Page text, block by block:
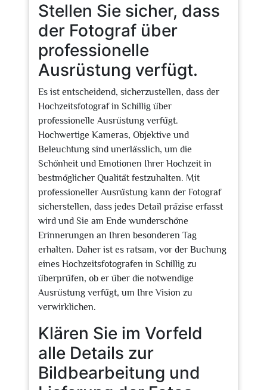
Stellen Sie sicher, dass
der Fotograf über
professionelle
Ausrüstung verfügt.
Es ist entscheidend, sicherzustellen, dass der
Hochzeitsfotograf in Schillig über
professionelle Ausrüstung verfügt.
Hochwertige Kameras, Objektive und
Beleuchtung sind unerlässlich, um die
Schönheit und Emotionen Ihrer Hochzeit in
bestmöglicher Qualität festzuhalten. Mit
professioneller Ausrüstung kann der Fotograf
sicherstellen, dass jedes Detail präzise erfasst
wird und Sie am Ende wunderschöne
Erinnerungen an Ihren besonderen Tag
erhalten. Daher ist es ratsam, vor der Buchung
eines Hochzeitsfotografen in Schillig zu
überprüfen, ob er über die notwendige
Ausrüstung verfügt, um Ihre Vision zu
verwirklichen.
Klären Sie im Vorfeld
alle Details zur
Bildbearbeitung und